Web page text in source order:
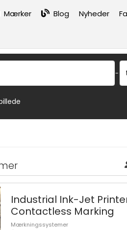
Mærker Blog Nyheder
-
Industrial Ink-Jet
Contactless Marking
Mærkningssystemer